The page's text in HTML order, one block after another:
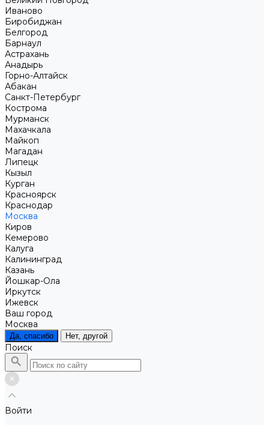
Иваново
Биробиджан
Белгород
Барнаул
Астрахань
Анадырь
Горно-Алтайск
Абакан
Санкт-Петербург
Кострома
Мурманск
Махачкала
Майкоп
Магадан
Липецк
Кызыл
Курган
Красноярск
Краснодар
Москва
Киров
Кемерово
Калуга
Калининград
Казань
Йошкар-Ола
Иркутск
Ижевск
Ваш город
Москва
Да, спасибо Нет, другой
Поиск
Войти